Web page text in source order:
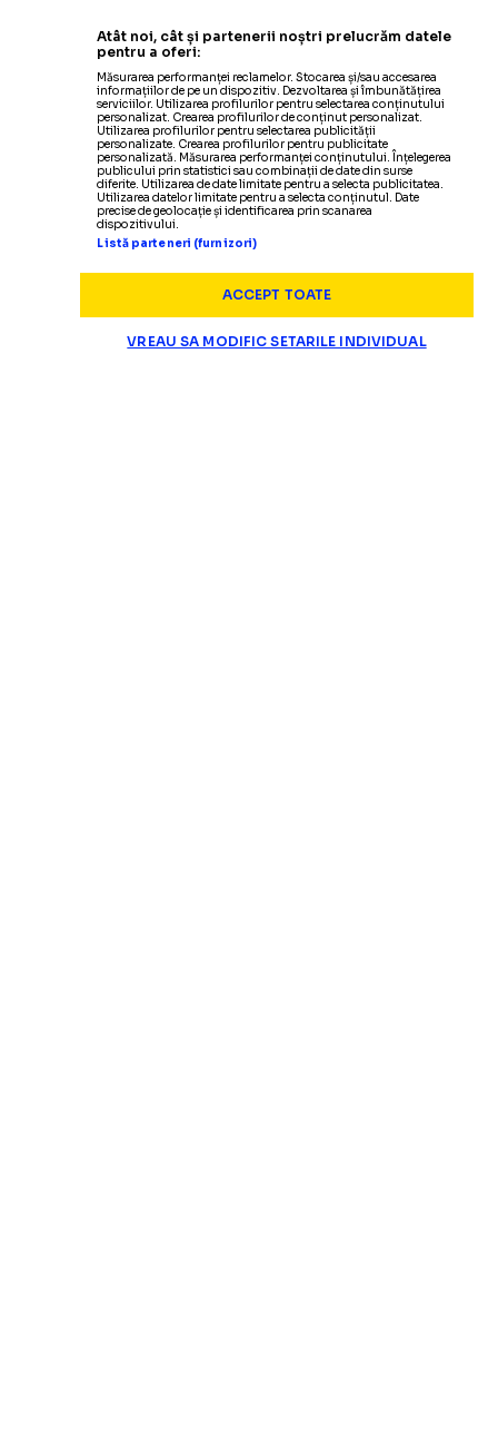
Atât noi, cât și partenerii noștri prelucrăm datele
pentru a oferi:
Măsurarea performanței reclamelor. Stocarea și/sau accesarea
informațiilor de pe un dispozitiv. Dezvoltarea și îmbunătățirea
serviciilor. Utilizarea profilurilor pentru selectarea conținutului
personalizat. Crearea profilurilor de conținut personalizat.
Utilizarea profilurilor pentru selectarea publicității
personalizate. Crearea profilurilor pentru publicitate
personalizată. Măsurarea performanței conținutului. Înțelegerea
publicului prin statistici sau combinații de date din surse
diferite. Utilizarea de date limitate pentru a selecta publicitatea.
Utilizarea datelor limitate pentru a selecta conținutul. Date
precise de geolocație și identificarea prin scanarea
dispozitivului.
Listă parteneri (furnizori)
ACCEPT TOATE
VREAU SA MODIFIC SETARILE INDIVIDUAL